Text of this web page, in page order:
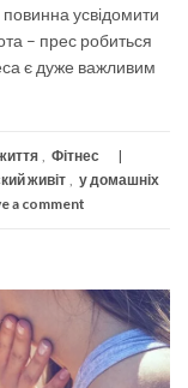
усвідомити
– прес робиться
є дуже важливим
, Фітнес
живіт, у домашніх
a comment